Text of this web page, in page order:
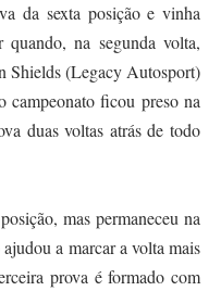
da sexta posição e vinha
na segunda volta,
Shields (Legacy Autosport)
campeonato ficou preso na
duas voltas atrás de todo
mas permaneceu na
a marcar a volta mais
prova é formado com